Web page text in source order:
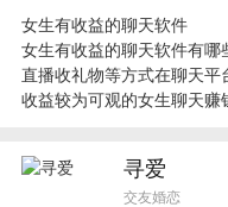
女生有收益的聊天软件
女生有收益的聊天软件有哪
直播收礼物等方式在聊天
收益较为可观的女生聊天赚
寻爱
交友婚恋